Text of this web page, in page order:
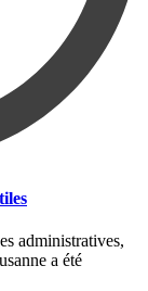
administratives,
a été